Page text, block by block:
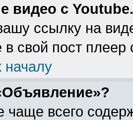
видео с
ссылку на
в свой пост плеер
началу
чаще всего